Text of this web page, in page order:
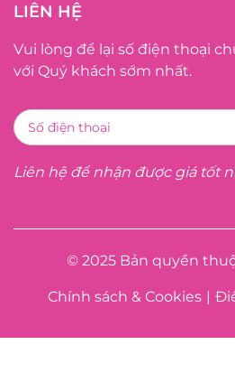
LIÊN HỆ
Vui lòng để lại số điện thoại
với Quý khách sớm nhất.
Liên hệ để nhận được giá tốt
© 2025 Bản quyền
Chính sách & Cookies |